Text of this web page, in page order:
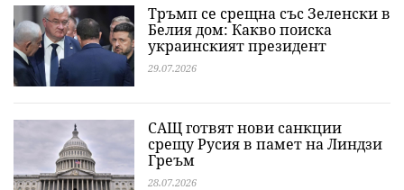
Тръмп се срещна със Зеленски в
Белия дом: Какво поиска
украинският президент
29.07.2026
САЩ готвят нови санкции
срещу Русия в памет на Линдзи
Греъм
28.07.2026